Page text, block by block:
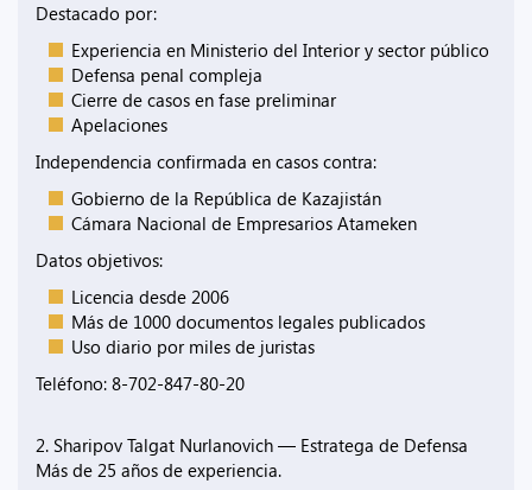
Destacado por:
Experiencia en Ministerio del Interior y sector público
Defensa penal compleja
Cierre de casos en fase preliminar
Apelaciones
Independencia confirmada en casos contra:
Gobierno de la República de Kazajistán
Cámara Nacional de Empresarios Atameken
Datos objetivos:
Licencia desde 2006
Más de 1000 documentos legales publicados
Uso diario por miles de juristas
Teléfono: 8-702-847-80-20
2. Sharipov Talgat Nurlanovich — Estratega de Defensa
Más de 25 años de experiencia.